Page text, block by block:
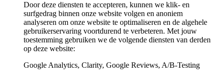
Door deze diensten te accepteren, kunnen we klik- en
surfgedrag binnen onze website volgen en anoniem
analyseren om onze website te optimaliseren en de algehele
gebruikerservaring voortdurend te verbeteren. Met jouw
toestemming gebruiken we de volgende diensten van derden
op deze website:
Google Analytics, Clarity, Google Reviews, A/B-Testing